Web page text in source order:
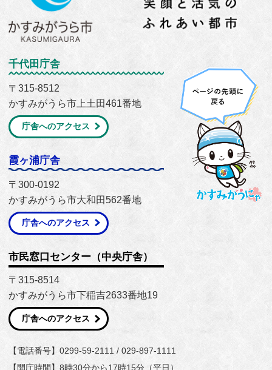
千代田庁舎
〒315-8512
かすみがうら市上土田461番地
庁舎へのアクセス
霞ヶ浦庁舎
〒300-0192
かすみがうら市大和田562番地
庁舎へのアクセス
市民窓口センター（中央庁舎）
〒315-8514
かすみがうら市下稲吉2633番地19
庁舎へのアクセス
【電話番号】0299-59-2111 / 029-897-1111
【開庁時間】8時30分から17時15分（平日）